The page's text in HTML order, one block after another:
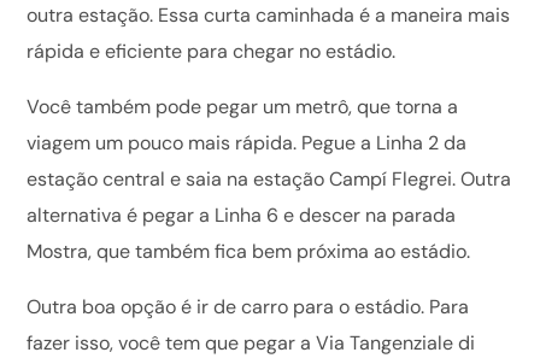
outra estação. Essa curta caminhada é a maneira mais
rápida e eficiente para chegar no estádio.
Você também pode pegar um metrô, que torna a
viagem um pouco mais rápida. Pegue a Linha 2 da
estação central e saia na estação Campí Flegrei. Outra
alternativa é pegar a Linha 6 e descer na parada
Mostra, que também fica bem próxima ao estádio.
Outra boa opção é ir de carro para o estádio. Para
fazer isso, você tem que pegar a Via Tangenziale di